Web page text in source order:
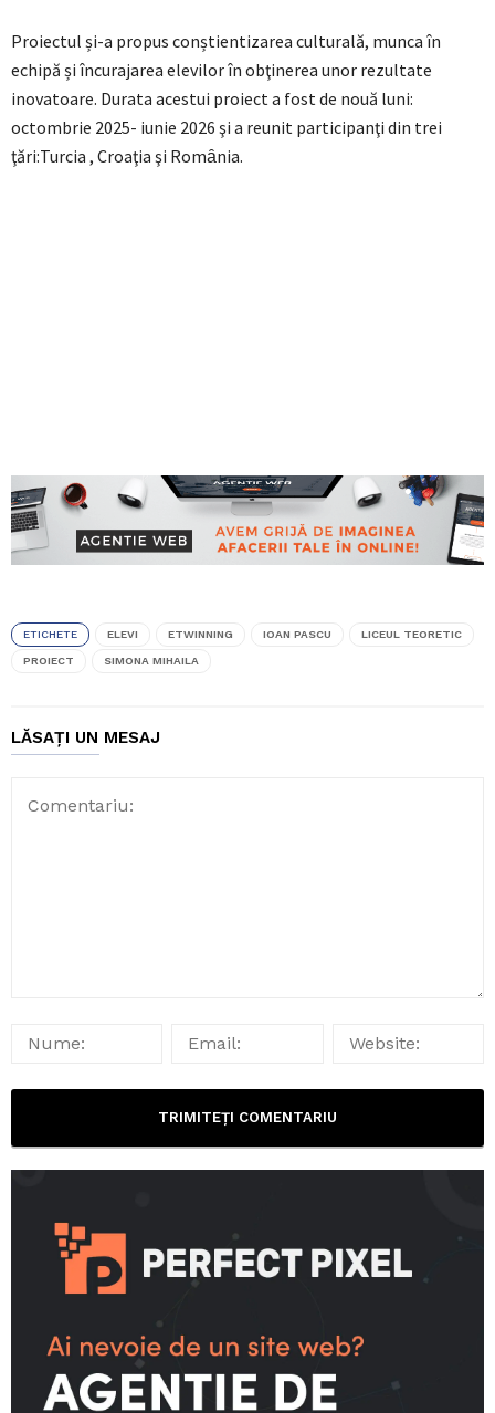
Proiectul și-a propus conștientizarea culturală, munca în
echipă și încurajarea elevilor în obţinerea unor rezultate
inovatoare. Durata acestui proiect a fost de nouă luni:
octombrie 2025- iunie 2026 şi a reunit participanţi din trei
ţări:Turcia , Croaţia şi Romȃnia.
ETICHETE ELEVI ETWINNING IOAN PASCU LICEUL TEORETIC
PROIECT SIMONA MIHAILA
LĂSAȚI UN MESAJ